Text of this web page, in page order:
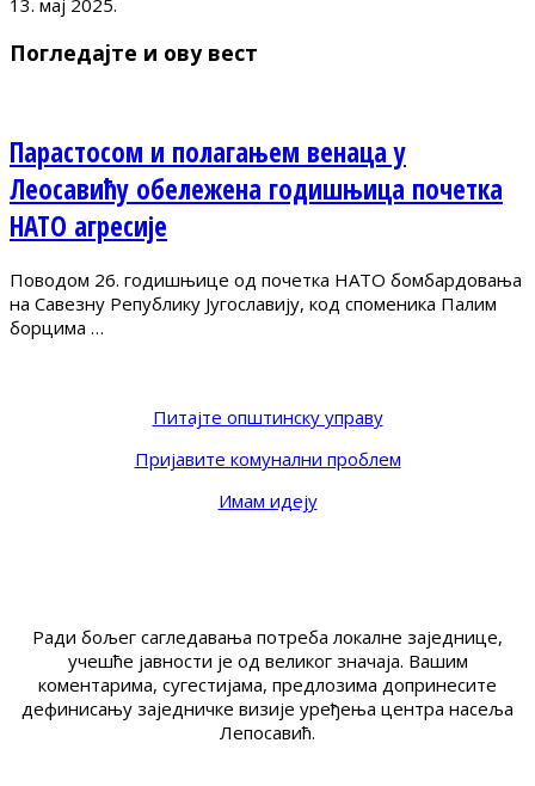
13. мај 2025.
Погледајте и ову вест
Парастосом и полагањем венаца у
Леосавићу обележена годишњица почетка
НАТО агресије
Поводом 26. годишњице од почетка НАТО бомбардовања
на Савезну Републику Југославију, код споменика Палим
борцима …
Питајте општинску управу
Пријавите комунални проблем
Имам идеју
Ради бољег сагледавања потреба локалне заједнице,
учешће јавности је од великог значаја. Вашим
коментарима, сугестијама, предлозима допринесите
дефинисању заједничке визије уређења центра насеља
Лепосавић.